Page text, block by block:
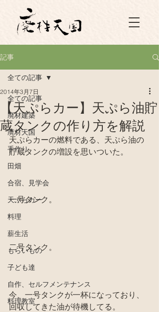
記事
全ての記事
廃材建築
廃材天国
手作り
田畑
合宿、見学会
天ぷらカー
料理
薪生活
もらいもの
子ども達
自作、セルフメンテナンス
料理教室
全ての記事
【天ぷらカー】天ぷら油貯
蔵タンクの作り方を解説
2014年3月7日
天ぷらカーの燃料である、天ぷら油の
貯蔵タンクの増設を思いついた。
一号タンク。
二号タンク。
今、一号タンクが一杯になっており、
回収してきた油が待機してる。